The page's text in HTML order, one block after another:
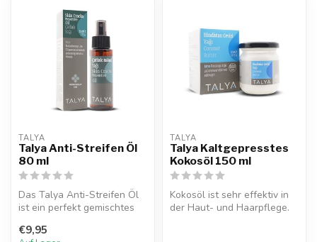
TALYA
Talya Anti-Streifen Öl
80 ml
Das Talya Anti-Streifen Öl
ist ein perfekt gemischtes
€9,95
TALYA
Talya Kaltgepresstes
Kokosöl 150 ml
Kokosöl ist sehr effektiv in
der Haut- und Haarpflege.